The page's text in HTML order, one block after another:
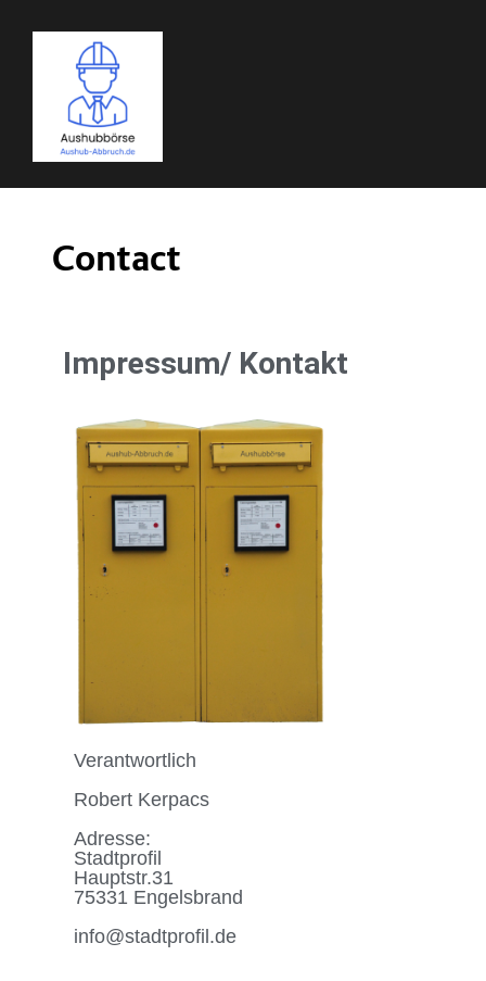
Contact
Impressum/ Kontakt
Verantwortlich
Robert Kerpacs
Adresse:
Stadtprofil
Hauptstr.31
75331 Engelsbrand
info@stadtprofil.de